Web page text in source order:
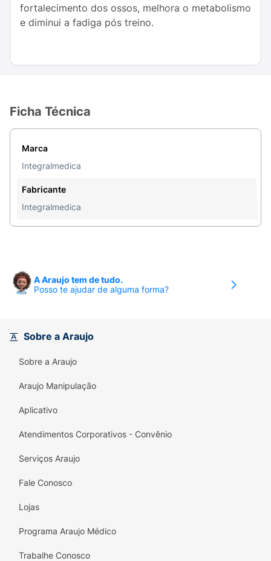
fortalecimento dos ossos, melhora o metabolismo
e diminui a fadiga pós treino.
Ficha Técnica
Marca
Integralmedica
Fabricante
Integralmedica
A Araujo tem de tudo.
Posso te ajudar de alguma forma?
Sobre a Araujo
Sobre a Araujo
Araujo Manipulação
Aplicativo
Atendimentos Corporativos - Convênio
Serviços Araujo
Fale Conosco
Lojas
Programa Araujo Médico
Trabalhe Conosco